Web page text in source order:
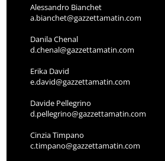
Alessandro Bianchet
a.bianchet@gazzettamatin.com
Danila Chenal
d.chenal@gazzettamatin.com
Erika David
e.david@gazzettamatin.com
Davide Pellegrino
d.pellegrino@gazzettamatin.com
Cinzia Timpano
c.timpano@gazzettamatin.com